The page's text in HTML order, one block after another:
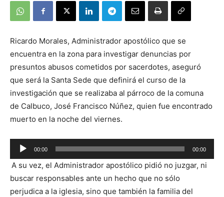
Ricardo Morales, Administrador apostólico que se
encuentra en la zona para investigar denuncias por
presuntos abusos cometidos por sacerdotes, aseguró
que será la Santa Sede que definirá el curso de la
investigación que se realizaba al párroco de la comuna
de Calbuco, José Francisco Núñez, quien fue encontrado
muerto en la noche del viernes.
Reproductor
de
audio
00:00 00:00
A su vez, el Administrador apostólico pidió no juzgar, ni
buscar responsables ante un hecho que no sólo
perjudica a la iglesia, sino que también la familia del